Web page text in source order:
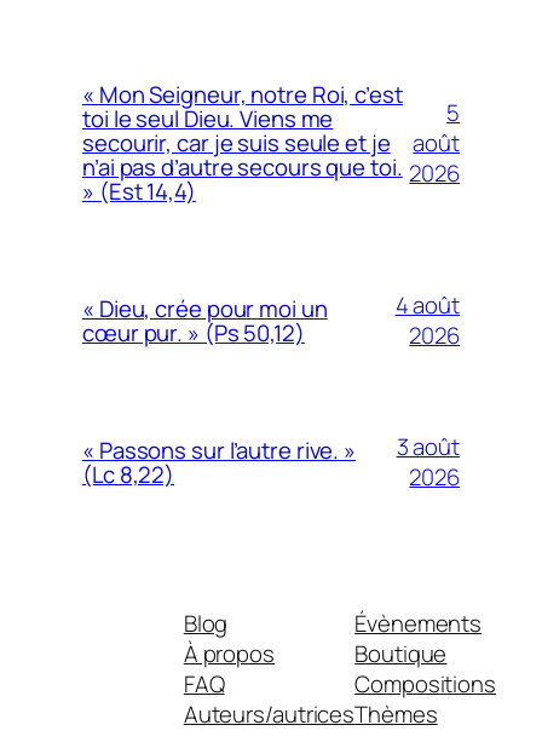
« Mon Seigneur, notre Roi, c’est
toi le seul Dieu. Viens me
secourir, car je suis seule et je
n’ai pas d’autre secours que toi.
» (Est 14,4)
5
août
2026
« Dieu, crée pour moi un
cœur pur. » (Ps 50,12)
4 août
2026
« Passons sur l’autre rive. »
(Lc 8,22)
3 août
2026
Blog
À propos
FAQ
Auteurs/autrices
Évènements
Boutique
Compositions
Thèmes